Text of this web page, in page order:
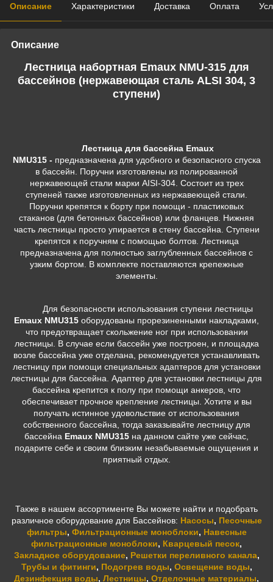
Описание Характеристики Доставка Оплата
Описание
Лестница набортная Emaux NMU-315 для
бассейнов (нержавеющая сталь ALSI 304, 3
ступени)
Лестница для бассейна Emaux
NMU315- предназначена для удобного и безопасного спуска
в бассейн. Поручни изготовлены из полированной
нержавеющей стали марки AISI-304. Состоит из трех
ступеней также изготовленных из нержавеющей стали.
Поручни крепятся к борту при помощи - пластиковых
стаканов (для бетонных бассейнов) или фланцев. Нижняя
часть лестницы просто упирается в стену бассейна. Ступени
крепятся к поручням с помощью болтов. Лестница
предназначена для полностью заглубленных бассейнов с
узким бортом. В комплекте поставляются крепежные
элементы.
Для безопасности использования ступени лестницы
Emaux NMU315 оборудованы прорезиненными накладками,
что предотвращает скольжение ног при использовании
лестницы. В случае если бассейн уже построен, и площадка
возле бассейна уже отделана, рекомендуется устанавливать
лестницу при помощи специальных адаптеров для установки
лестницы для бассейна. Адаптер для установки лестницы для
бассейна крепится к полу при помощи анкеров, что
обеспечивает прочное крепление лестницы. Хотите и вы
получать истинное удовольствие от использования
собственного бассейна, тогда заказывайте лестницу для
бассейна Emaux NMU315 на данном сайте уже сейчас,
подарите себе и своим близким незабываемые ощущения и
приятный отдых.
Также в нашем ассортименте Вы можете найти и подобрать
различное оборудование для Бассейнов: Насосы, Песочные
фильтры, Фильтрационные моноблоки, Навесные
фильтрационные моноблоки, Кварцевый песок,
Закладное оборудование, Решетки переливного канала,
Трубы и фитинги, Подогрев воды, Освещение воды,
Дезинфекция воды, Лестницы, Отделочные материалы,